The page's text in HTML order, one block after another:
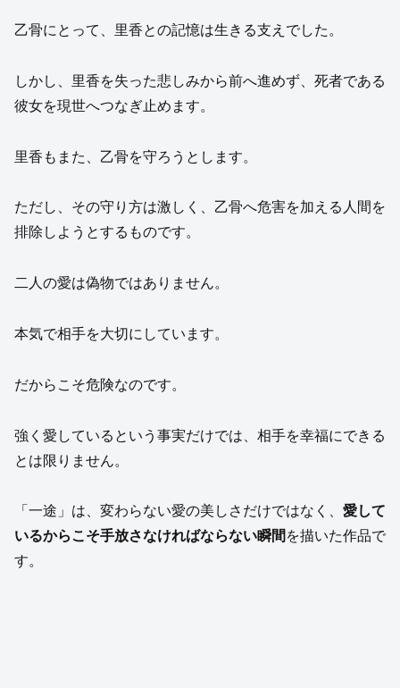
乙骨にとって、里香との記憶は生きる支えでした。
しかし、里香を失った悲しみから前へ進めず、死者である
彼女を現世へつなぎ止めます。
里香もまた、乙骨を守ろうとします。
ただし、その守り方は激しく、乙骨へ危害を加える人間を
排除しようとするものです。
二人の愛は偽物ではありません。
本気で相手を大切にしています。
だからこそ危険なのです。
強く愛しているという事実だけでは、相手を幸福にできる
とは限りません。
「一途」は、変わらない愛の美しさだけではなく、 愛して
いるからこそ手放さなければならない瞬間 を描いた作品で
す。